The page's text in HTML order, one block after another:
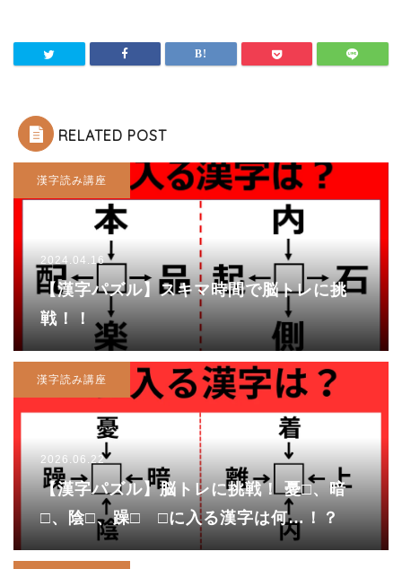
RELATED POST
漢字読み講座
2024.04.16
【漢字パズル】スキマ時間で脳トレに挑
戦！！
漢字読み講座
2026.06.22
【漢字パズル】脳トレに挑戦！ 憂□、暗
□、陰□、躁□ □に入る漢字は何…！？